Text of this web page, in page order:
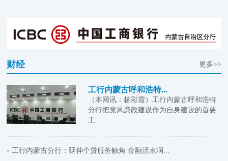
财经 更多>>
工行内蒙古呼和浩特...
（本网讯：杨彩霞）工行内蒙古呼和浩特
分行把党风廉政建设作为自身建设的首要
工...
工行内蒙古分行：延伸个贷服务触角 金融活水润...